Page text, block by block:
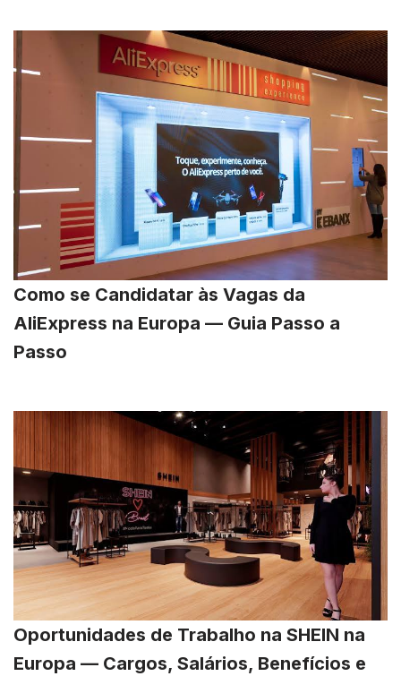
Como se Candidatar às Vagas da
AliExpress na Europa — Guia Passo a
Passo
Oportunidades de Trabalho na SHEIN na
Europa — Cargos, Salários, Benefícios e